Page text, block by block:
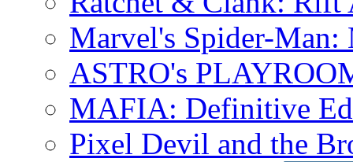
Marvel's Spider-Man:
ASTRO's
MAFIA: Definitive
Pixel Devil and the